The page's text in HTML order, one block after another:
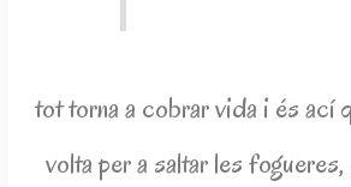
tot torna a cobrar vida i és ací
volta per a saltar les fogueres,